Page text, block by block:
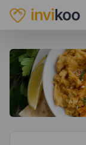
invikoo